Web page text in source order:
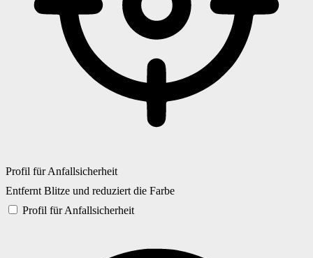
Profil für Anfallsicherheit
Entfernt Blitze und reduziert die Farbe
Profil für Anfallsicherheit